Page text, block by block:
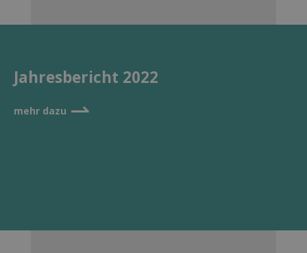
Jahresbericht 2022
⇀
mehr dazu